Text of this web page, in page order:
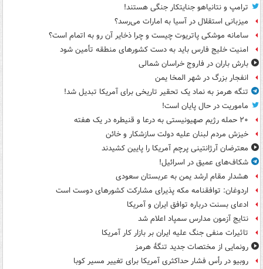
ترامپ و نتانیاهو جنایتکار جنگی هستند!
میزبانی استقلال در آسیا به امارات می‌رسد؟
سامانه موشکی پاتریوت چیست و چرا ذخایر آن رو به اتمام است؟
امنیت خلیج فارس باید به دست کشورهای منطقه تأمین شود
بارش باران در فاروج خراسان شمالی
انفجار بزرگ در شهر المخا یمن
تنگه هرمز به نماد یک تحقیر تاریخی برای آمریکا تبدیل شد!
ماموریت در حال پایان است!
۲۰ حمله رژیم صهیونیستی به درعا و قنیطره در یک هفته
خیزش مردم لبنان علیه دولت سازشکار و خائن
معترضان آرژانتینی پرچم آمریکا را پایین کشیدند
شکاف‌های عمیق در اسرائیل!
هشدار مقام ارشد یمن به عربستان سعودی
اردوغان: توافقنامه مکه پذیرای مشارکت کشورهای دوست است
ادعای بسنت درباره توافق ایران و آمریکا
نتایج آزمون مدارس سمپاد اعلام شد
تاثیرات منفی جنگ علیه ایران بر بازار کار آمریکا
رونمایی از مختصات جدید تنگۀ هرمز
روبیو در رأس فشار حداکثری آمریکا برای تغییر مسیر کوبا